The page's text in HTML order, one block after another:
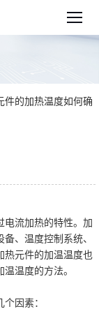
件的加热温度如何确
流加热的特性。加
、温度控制系统、
热元件的加温温度也
温度的方法。
因素：